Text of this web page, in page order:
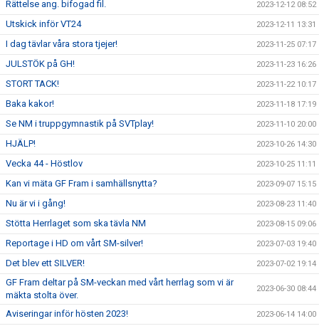
Rättelse ang. bifogad fil. 2023-12-12 08:52
Utskick inför VT24 2023-12-11 13:31
I dag tävlar våra stora tjejer! 2023-11-25 07:17
JULSTÖK på GH! 2023-11-23 16:26
STORT TACK! 2023-11-22 10:17
Baka kakor! 2023-11-18 17:19
Se NM i truppgymnastik på SVTplay! 2023-11-10 20:00
HJÄLP! 2023-10-26 14:30
Vecka 44 - Höstlov 2023-10-25 11:11
Kan vi mäta GF Fram i samhällsnytta? 2023-09-07 15:15
Nu är vi i gång! 2023-08-23 11:40
Stötta Herrlaget som ska tävla NM 2023-08-15 09:06
Reportage i HD om vårt SM-silver! 2023-07-03 19:40
Det blev ett SILVER! 2023-07-02 19:14
GF Fram deltar på SM-veckan med vårt herrlag som vi är
mäkta stolta över.
2023-06-30 08:44
Aviseringar inför hösten 2023! 2023-06-14 14:00